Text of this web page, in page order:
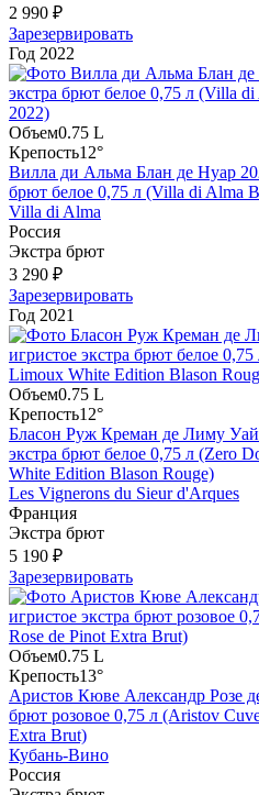
2 990 ₽
Зарезервировать
Год 2022
Объем0.75 L
Крепость12°
Вилла ди Альма Блан де Нуар
брют белое 0,75 л (Villa di Alma
Villa di Alma
Россия
Экстра брют
3 290 ₽
Зарезервировать
Год 2021
Объем0.75 L
Крепость12°
Бласон Руж Креман де Лиму
экстра брют белое 0,75 л (Zero
White Edition Blason Rouge)
Les Vignerons du Sieur d'Arques
Франция
Экстра брют
5 190 ₽
Зарезервировать
Объем0.75 L
Крепость13°
Аристов Кюве Александр Розе
брют розовое 0,75 л (Aristov
Extra Brut)
Кубань-Вино
Россия